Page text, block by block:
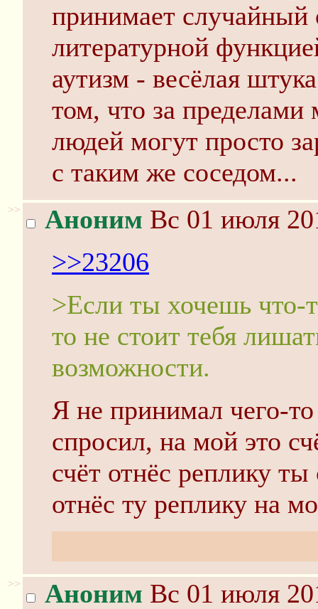
принимает случайный
литературной
аутизм - весёлая
том, что за
людей могут просто
с таким же соседом...
>> Аноним Вс 01 июля
>>23206
>Если ты хочешь что-
то не стоит тебя
возможности.
Я не принимал чего-то
спросил, на мой это
счёт отнёс реплику
отнёс ту реплику на
>> Аноним Вс 01 июля